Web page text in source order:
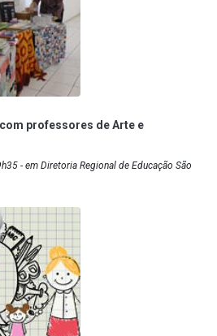
professores de Arte e
- em Diretoria Regional de Educação São